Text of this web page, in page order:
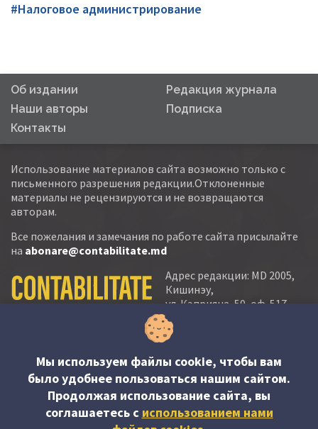
#Налоговое администрирование
Об издании
Редакция журнала
Наши авторы
Подписка
Контакты
Использование материалов сайта возможно только с
письменного разрешения редакции.Отклоненные
материалы не рецензируются и не возвращаются
авторам.
Все пожелания и замечания по работе сайта присылайте
на abonare@contabilitate.md
Адрес редакции: MD 2005,
Кишинэу,
ул. Кэприяна, 50, оф. 517-
518
тел.:
тел./факс: (+373 22) 22 53 90
e-mail:
abonare@contabilitate.md
newsletter:
Мы используем файлы cookie, чтобы вам
было удобнее пользоваться нашим сайтом.
Продолжая использование сайта, вы
соглашаетесь c использованием нами